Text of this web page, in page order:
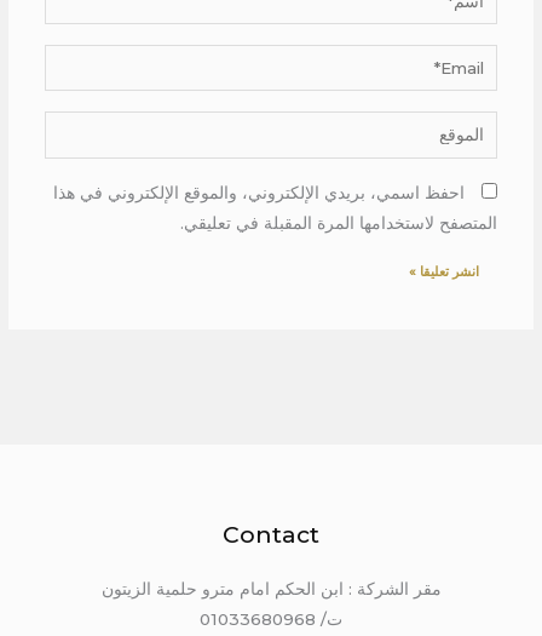
Email*
الموقع
احفظ اسمي، بريدي الإلكتروني، والموقع الإلكتروني في هذا
المتصفح لاستخدامها المرة المقبلة في تعليقي.
Contact
مقر الشركة : ابن الحكم امام مترو حلمية الزيتون
ت/ 01033680968